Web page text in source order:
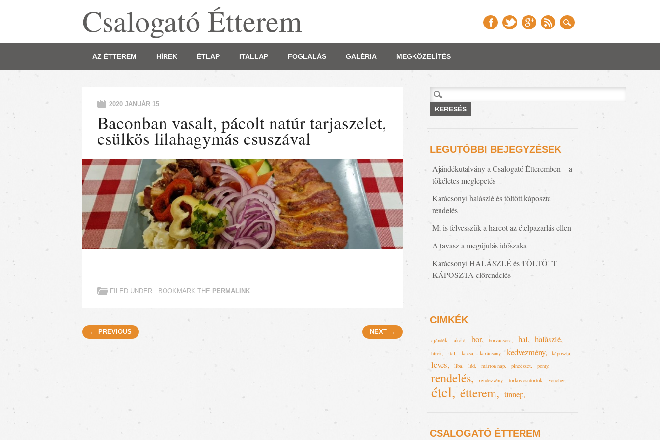
Csalogató Étterem
Main menu
content
AZ ÉTTEREM HÍREK ÉTLAP ITALLAP FOGLALÁS GALÉRIA MEGKÖZELÍTÉS
2020 JANUÁR 15
Baconban vasalt, pácolt natúr tarjaszelet,
csülkös lilahagymás csuszával
FILED UNDER . BOOKMARK THE PERMALINK.
Post navigation
← PREVIOUS NEXT →
Keresés:
LEGUTÓBBI BEJEGYZÉSEK
Ajándékutalvány a Csalogató Étteremben – a
tökéletes meglepetés
Karácsonyi halászlé és töltött káposzta
rendelés
Mi is felvesszük a harcot az ételpazarlás ellen
A tavasz a megújulás időszaka
Karácsonyi HALÁSZLÉ és TÖLTÖTT
KÁPOSZTA előrendelés
CIMKÉK
ajándék akció bor borvacsora hal halászlé
hírek ital kacsa karácsony kedvezmény káposzta
leves liba lúd márton nap pincészet ponty
rendelés rendezvény torkos csütörtök voucher
étel étterem ünnep
CSALOGATÓ ÉTTEREM